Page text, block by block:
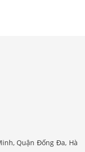
Quận Đống Đa, Hà